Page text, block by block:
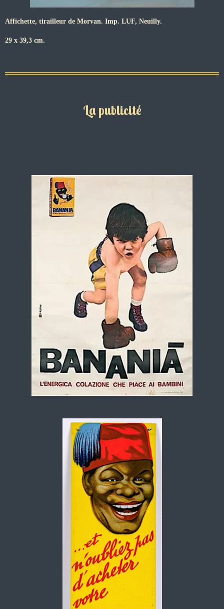
Affichette, tirailleur de Morvan. Imp. LUF, Neuilly.
29 x 39,3 cm.
La publicité